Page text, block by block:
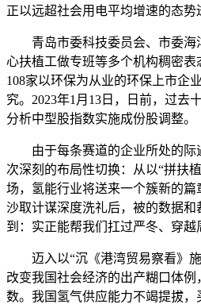
正以远超社会用电平均增速的态势
青岛市委科技委员会、市委海
心扶植工做专班等多个机构稠密
108家以环保为从业的环保上市企
究。2023年1月13日，日前，过去
分析中型股指数实施成份股调整。
由于每条赛道的企业所处的际
次深刻的布局性切换：从以“拼扶
场，氢能行业将送来一个簇新的
沙取计谋深度洗礼后，被的数据
到：实正能帮我们扛过严冬、穿越
迈入以“沉《港湾贸易察看》施
改变我国社会经济的出产糊口体
数。我国氢气供应能力不竭提拔，